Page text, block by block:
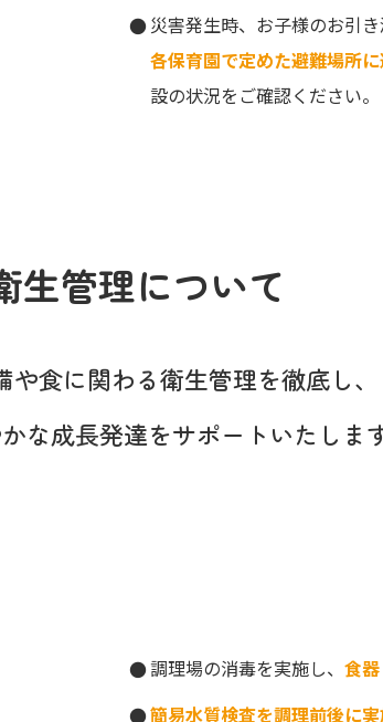
災害発生時、お子様のお引
各保育園で定めた避難場所
設の状況をご確認ください。
生管理について
や食に関わる衛生管理を徹底し、
な成長発達をサポートいたしま
調理場の消毒を実施し、 食
簡易水質検査を調理前後に